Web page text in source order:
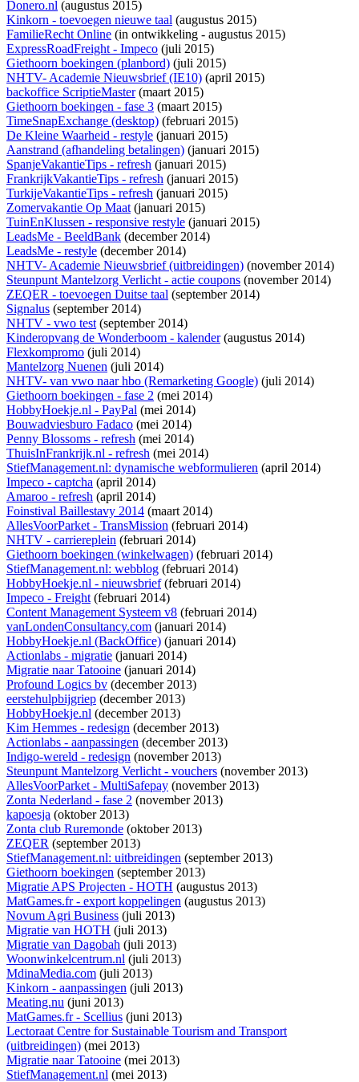
Donero.nl (augustus 2015)
Kinkorn - toevoegen nieuwe taal (augustus 2015)
FamilieRecht Online (in ontwikkeling - augustus 2015)
ExpressRoadFreight - Impeco (juli 2015)
Giethoorn boekingen (planbord) (juli 2015)
NHTV- Academie Nieuwsbrief (IE10) (april 2015)
backoffice ScriptieMaster(maart 2015)
Giethoorn boekingen - fase 3 (maart 2015)
TimeSnapExchange (desktop) (februari 2015)
De Kleine Waarheid - restyle (januari 2015)
Aanstrand (afhandeling betalingen) (januari 2015)
SpanjeVakantieTips - refresh (januari 2015)
FrankrijkVakantieTips - refresh (januari 2015)
TurkijeVakantieTips - refresh (januari 2015)
Zomervakantie Op Maat(januari 2015)
TuinEnKlussen - responsive restyle (januari 2015)
LeadsMe - BeeldBank (december 2014)
LeadsMe - restyle (december 2014)
NHTV- Academie Nieuwsbrief (uitbreidingen) (november 2014)
Steunpunt Mantelzorg Verlicht - actie coupons (november 2014)
ZEQER - toevoegen Duitse taal (september 2014)
Signalus (september 2014)
NHTV - vwo test(september 2014)
Kinderopvang de Wonderboom - kalender(augustus 2014)
Flexkompromo (juli 2014)
Mantelzorg Nuenen (juli 2014)
NHTV- van vwo naar hbo (Remarketing Google) (juli 2014)
Giethoorn boekingen - fase 2 (mei 2014)
HobbyHoekje.nl - PayPal (mei 2014)
Bouwadviesburo Fadaco (mei 2014)
Penny Blossoms - refresh (mei 2014)
ThuisInFrankrijk.nl - refresh (mei 2014)
StiefManagement.nl: dynamische webformulieren (april 2014)
Impeco - captcha (april 2014)
Amaroo - refresh (april 2014)
Foinstival Baillestavy 2014 (maart 2014)
AllesVoorParket - TransMission (februari 2014)
NHTV - carriereplein (februari 2014)
Giethoorn boekingen (winkelwagen) (februari 2014)
StiefManagement.nl: webblog (februari 2014)
HobbyHoekje.nl - nieuwsbrief(februari 2014)
Impeco - Freight(februari 2014)
Content Management Systeem v8 (februari 2014)
vanLondenConsultancy.com (januari 2014)
HobbyHoekje.nl (BackOffice) (januari 2014)
Actionlabs - migratie (januari 2014)
Migratie naar Tatooine (januari 2014)
Profound Logics bv (december 2013)
eerstehulpbijgriep (december 2013)
HobbyHoekje.nl (december 2013)
Kim Hemmes - redesign (december 2013)
Actionlabs - aanpassingen (december 2013)
Indigo-wereld - redesign (november 2013)
Steunpunt Mantelzorg Verlicht - vouchers (november 2013)
AllesVoorParket - MultiSafepay (november 2013)
Zonta Nederland - fase 2 (november 2013)
kapoesja (oktober 2013)
Zonta club Ruremonde (oktober 2013)
ZEQER (september 2013)
StiefManagement.nl: uitbreidingen (september 2013)
Giethoorn boekingen (september 2013)
Migratie APS Projecten - HOTH (augustus 2013)
MatGames.fr - export koppelingen (augustus 2013)
Novum Agri Business (juli 2013)
Migratie van HOTH (juli 2013)
Migratie van Dagobah (juli 2013)
Woonwinkelcentrum.nl (juli 2013)
MdinaMedia.com (juli 2013)
Kinkorn - aanpassingen (juli 2013)
Meating.nu (juni 2013)
MatGames.fr - Scellius (juni 2013)
Lectoraat Centre for Sustainable Tourism and Transport
(uitbreidingen) (mei 2013)
Migratie naar Tatooine (mei 2013)
StiefManagement.nl (mei 2013)